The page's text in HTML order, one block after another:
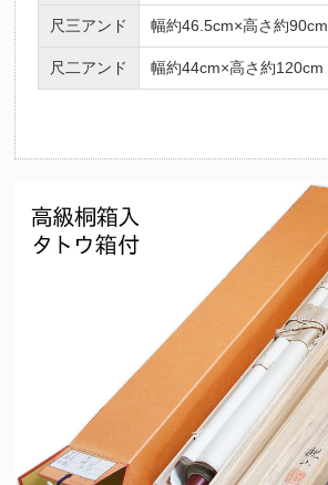
尺三アンド 幅約46.5cm×高さ約90cm
尺二アンド 幅約44cm×高さ約120cm